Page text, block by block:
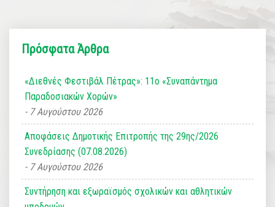
Πρόσφατα Άρθρα
«Διεθνές Φεστιβάλ Πέτρας»: 11ο «Συναπάντημα
Παραδοσιακών Χορών»
7 Αυγούστου 2026
Αποφάσεις Δημοτικής Επιτροπής της 29ης/2026
Συνεδρίασης (07.08.2026)
7 Αυγούστου 2026
Συντήρηση και εξωραϊσμός σχολικών και αθλητικών